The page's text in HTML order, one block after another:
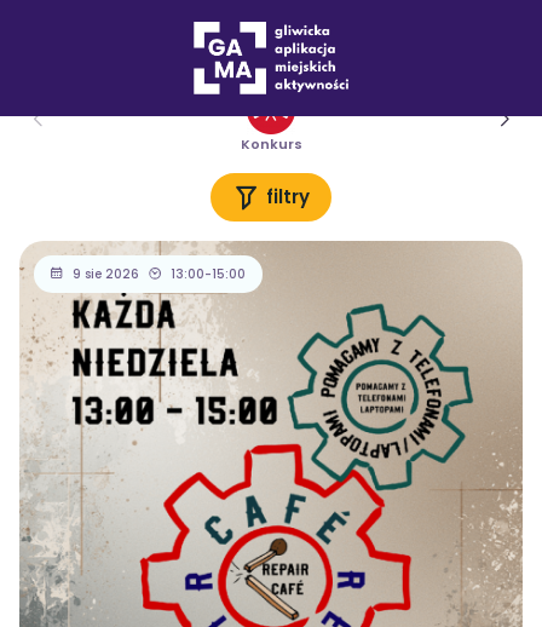
Warsztaty
Konkurs
filtry
9 sie 2026 13:00-15:00